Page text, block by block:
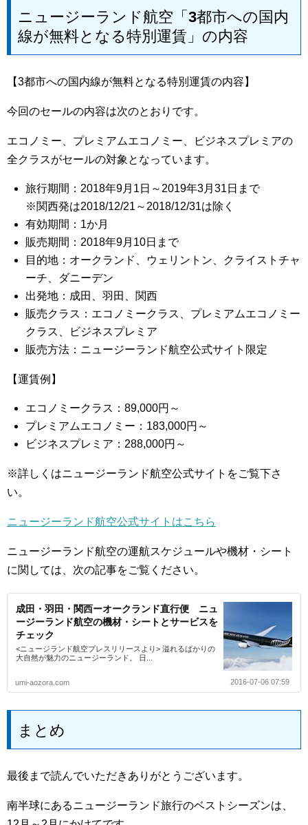
ニュージーランド航空「3都市への国内
線が無料となる特別運賃」の内容
【3都市への国内線が無料となる特別運賃の内容】
今回のセールの内容は次のとおりです。
エコノミー、プレミアムエコノミー、ビジネスプレミアの
全クラスがセールの対象となっています。
旅行期間：2018年9月1日～2019年3月31日まで
※関西発は2018/12/21～2018/12/31は除く
有効期間：1か月
販売期間：2018年9月10日まで
目的地：オークランド、ウェリントン、クライストチャ
ーチ、ダニーデン
出発地：成田、羽田、関西
販売クラス：エコノミークラス、プレミアムエコノミー
クラス、ビジネスプレミア
販売方法：ニュージーランド航空公式サイト限定
【運賃例】
エコノミークラス：89,000円～
プレミアムエコノミー：183,000円～
ビジネスプレミア：288,000円～
※詳しくはニュージーランド航空公式サイトをご覧下さ
い。
ニュージーランド航空公式サイトはこちら
ニュージーランド航空の運航スケジュールや機材・シート
に関しては、次の記事をご覧ください。
成田・羽田・関西ーオークランド直行便 ニュ
ージーランド航空の機材・シートとサービスを
チェック
<ニュージランド航空プレスリリースより> 溢れるばかりの
大自然が魅力のニュージーランド。 日...
umi-aozora.com 2016-07-06 07:59
まとめ
最後まで読んでいただきありがとうございます。
南半球にあるニュージーランド旅行のベストシーズンは、